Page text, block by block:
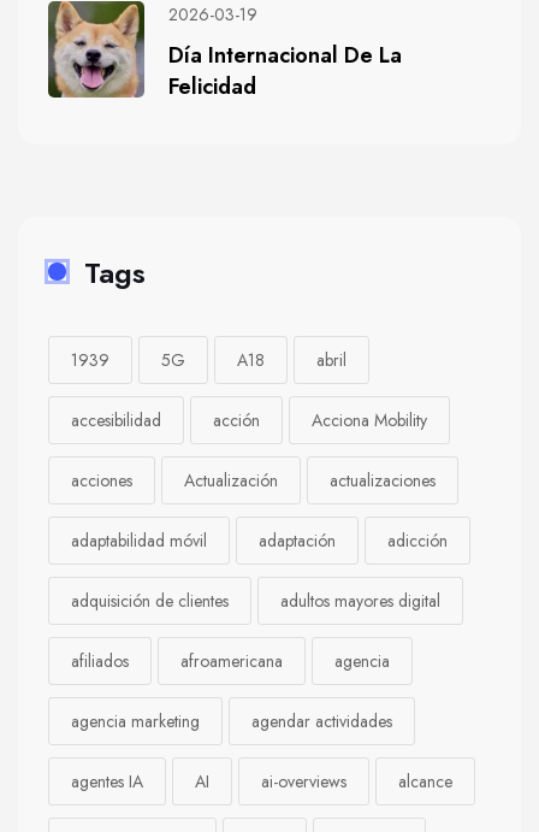
2026-03-19
Día Internacional De La
Felicidad
Tags
1939 5G A18 abril
accesibilidad acción Acciona Mobility
acciones Actualización actualizaciones
adaptabilidad móvil adaptación adicción
adquisición de clientes adultos mayores digital
afiliados afroamericana agencia
agencia marketing agendar actividades
agentes IA AI ai-overviews alcance